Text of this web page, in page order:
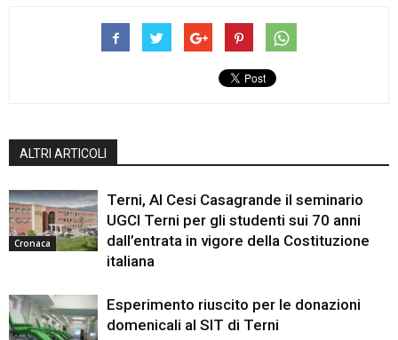
ALTRI ARTICOLI
Cronaca
Terni, Al Cesi Casagrande il seminario
UGCI Terni per gli studenti sui 70 anni
dall’entrata in vigore della Costituzione
italiana
Esperimento riuscito per le donazioni
domenicali al SIT di Terni